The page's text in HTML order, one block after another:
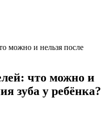
можно и нельзя после
что можно и
зуба у ребёнка?